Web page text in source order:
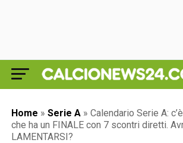
Home » Serie A » Calendario Serie A:
che ha un FINALE con 7 scontri diretti.
LAMENTARSI?